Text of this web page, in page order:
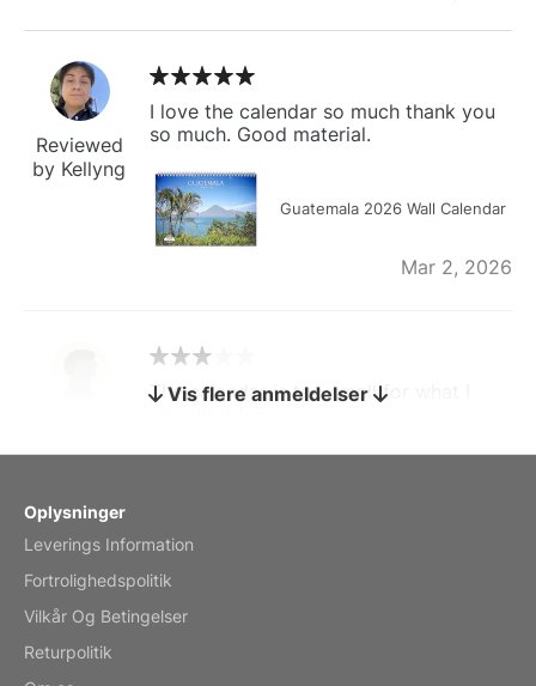
Reviewed
by Kellyng
I love the calendar so much thank you
so much. Good material.
Guatemala 2026 Wall Calendar
Mar 2, 2026
by charles
The calendar is too small for what I
Vis flere anmeldelser
Oplysninger
Leverings Information
Fortrolighedspolitik
Vilkår Og Betingelser
Returpolitik